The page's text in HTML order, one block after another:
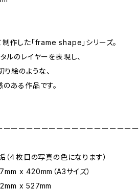
作した「frame shape」シリーズ。
ルのレイヤーを表現し、
り絵のような、
ある作品です。
ーーーーーーーーーーーーーーーーーー
（４枚目の写真の色になります）
x 420mm（A3サイズ）
x 527mm